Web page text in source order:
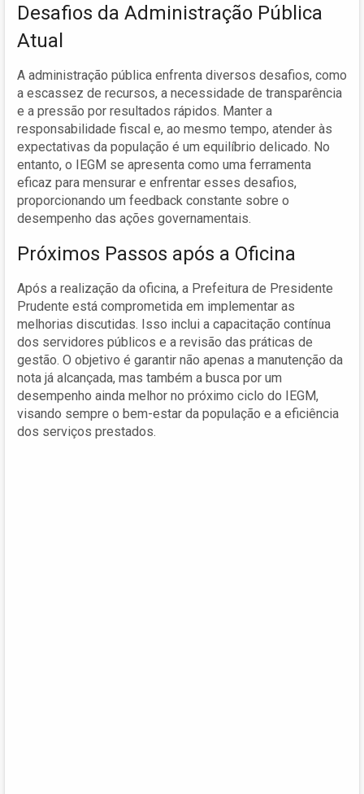
Desafios da Administração Pública
Atual
A administração pública enfrenta diversos desafios, como
a escassez de recursos, a necessidade de transparência
e a pressão por resultados rápidos. Manter a
responsabilidade fiscal e, ao mesmo tempo, atender às
expectativas da população é um equilíbrio delicado. No
entanto, o IEGM se apresenta como uma ferramenta
eficaz para mensurar e enfrentar esses desafios,
proporcionando um feedback constante sobre o
desempenho das ações governamentais.
Próximos Passos após a Oficina
Após a realização da oficina, a Prefeitura de Presidente
Prudente está comprometida em implementar as
melhorias discutidas. Isso inclui a capacitação contínua
dos servidores públicos e a revisão das práticas de
gestão. O objetivo é garantir não apenas a manutenção da
nota já alcançada, mas também a busca por um
desempenho ainda melhor no próximo ciclo do IEGM,
visando sempre o bem-estar da população e a eficiência
dos serviços prestados.